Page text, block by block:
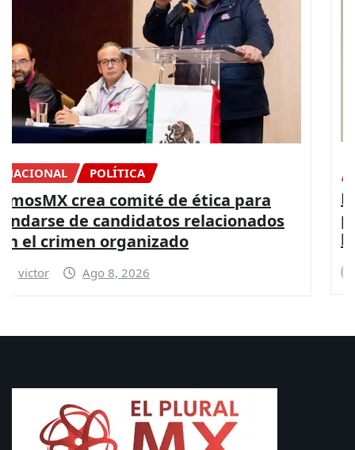
CONGRESO DIPUTADOS
La Paz es posible con más presupuesto
para seguridad y coordinación entre
los gobiernos: PRI
victor Ago 8, 2026